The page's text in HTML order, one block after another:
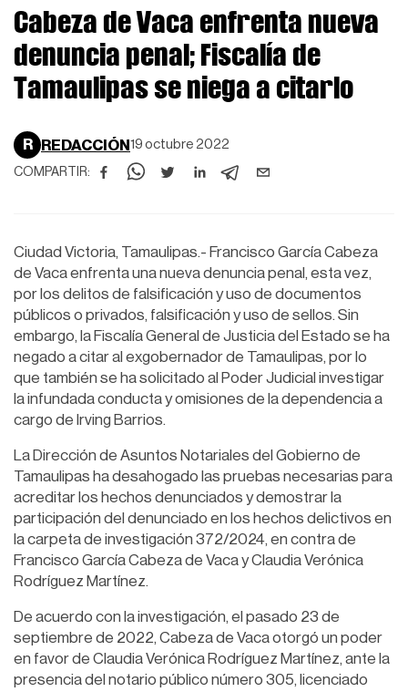
Cabeza de Vaca enfrenta nueva
denuncia penal; Fiscalía de
Tamaulipas se niega a citarlo
R REDACCIÓN 19 octubre 2022
COMPARTIR:
Ciudad Victoria, Tamaulipas.- Francisco García Cabeza
de Vaca enfrenta una nueva denuncia penal, esta vez,
por los delitos de falsificación y uso de documentos
públicos o privados, falsificación y uso de sellos. Sin
embargo, la Fiscalía General de Justicia del Estado se ha
negado a citar al exgobernador de Tamaulipas, por lo
que también se ha solicitado al Poder Judicial investigar
la infundada conducta y omisiones de la dependencia a
cargo de Irving Barrios.
La Dirección de Asuntos Notariales del Gobierno de
Tamaulipas ha desahogado las pruebas necesarias para
acreditar los hechos denunciados y demostrar la
participación del denunciado en los hechos delictivos en
la carpeta de investigación 372/2024, en contra de
Francisco García Cabeza de Vaca y Claudia Verónica
Rodríguez Martínez.
De acuerdo con la investigación, el pasado 23 de
septiembre de 2022, Cabeza de Vaca otorgó un poder
en favor de Claudia Verónica Rodríguez Martínez, ante la
presencia del notario público número 305, licenciado